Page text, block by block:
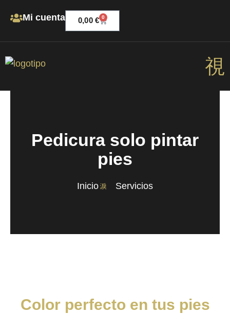
Mi cuenta 0,00 € 0
CARRITO
Pedicura solo pintar
pies
Inicio Servicios
Color perfecto en tus pies